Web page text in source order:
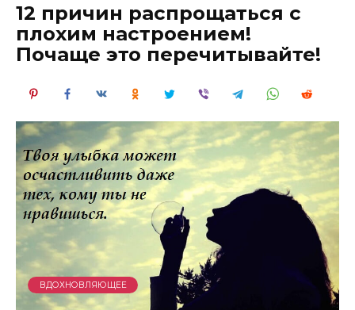
12 причин распрощаться с
плохим настроением!
Почаще это перечитывайте!
ВДОХНОВЛЯЮЩЕЕ